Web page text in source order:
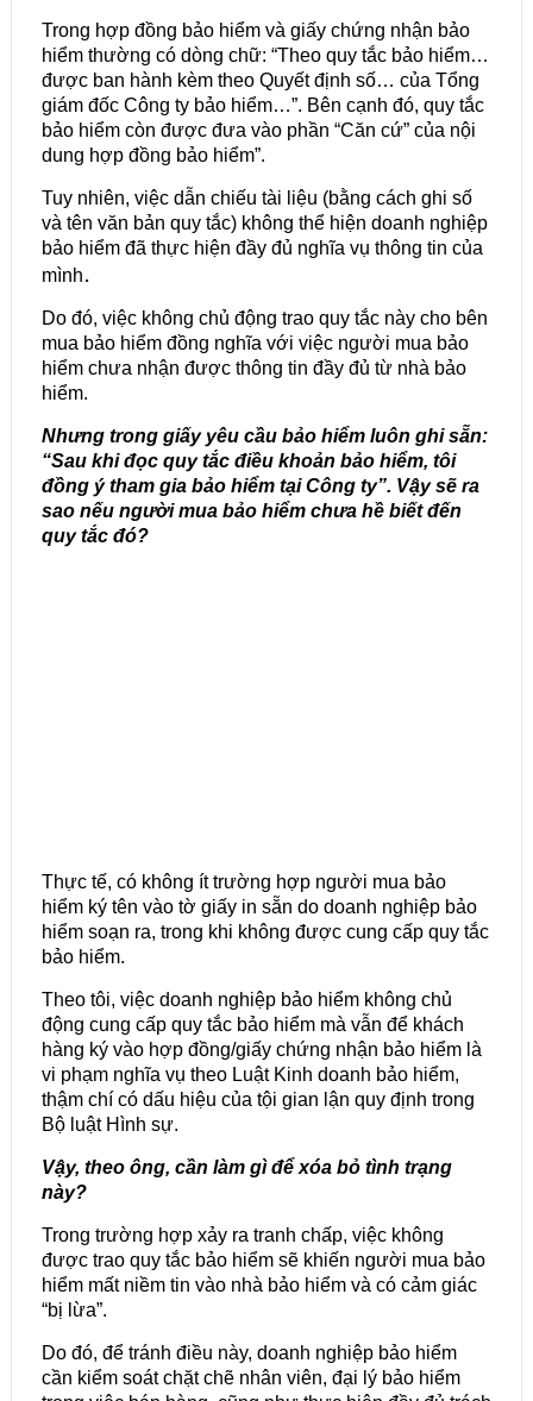
Trong hợp đồng bảo hiểm và giấy chứng nhận bảo
hiểm thường có dòng chữ: “Theo quy tắc bảo hiểm…
được ban hành kèm theo Quyết định số… của Tổng
giám đốc Công ty bảo hiểm…”. Bên cạnh đó, quy tắc
bảo hiểm còn được đưa vào phần “Căn cứ” của nội
dung hợp đồng bảo hiểm”.
Tuy nhiên, việc dẫn chiếu tài liệu (bằng cách ghi số
và tên văn bản quy tắc) không thể hiện doanh nghiệp
bảo hiểm đã thực hiện đầy đủ nghĩa vụ thông tin của
mình.
Do đó, việc không chủ động trao quy tắc này cho bên
mua bảo hiểm đồng nghĩa với việc người mua bảo
hiểm chưa nhận được thông tin đầy đủ từ nhà bảo
hiểm.
Nhưng trong giấy yêu cầu bảo hiểm luôn ghi sẵn:
“Sau khi đọc quy tắc điều khoản bảo hiểm, tôi
đồng ý tham gia bảo hiểm tại Công ty”. Vậy sẽ ra
sao nếu người mua bảo hiểm chưa hề biết đến
quy tắc đó?
Thực tế, có không ít trường hợp người mua bảo
hiểm ký tên vào tờ giấy in sẵn do doanh nghiệp bảo
hiểm soạn ra, trong khi không được cung cấp quy tắc
bảo hiểm.
Theo tôi, việc doanh nghiệp bảo hiểm không chủ
động cung cấp quy tắc bảo hiểm mà vẫn để khách
hàng ký vào hợp đồng/giấy chứng nhận bảo hiểm là
vi phạm nghĩa vụ theo Luật Kinh doanh bảo hiểm,
thậm chí có dấu hiệu của tội gian lận quy định trong
Bộ luật Hình sự.
Vậy, theo ông, cần làm gì để xóa bỏ tình trạng
này?
Trong trường hợp xảy ra tranh chấp, việc không
được trao quy tắc bảo hiểm sẽ khiến người mua bảo
hiểm mất niềm tin vào nhà bảo hiểm và có cảm giác
“bị lừa”.
Do đó, để tránh điều này, doanh nghiệp bảo hiểm
cần kiểm soát chặt chẽ nhân viên, đại lý bảo hiểm